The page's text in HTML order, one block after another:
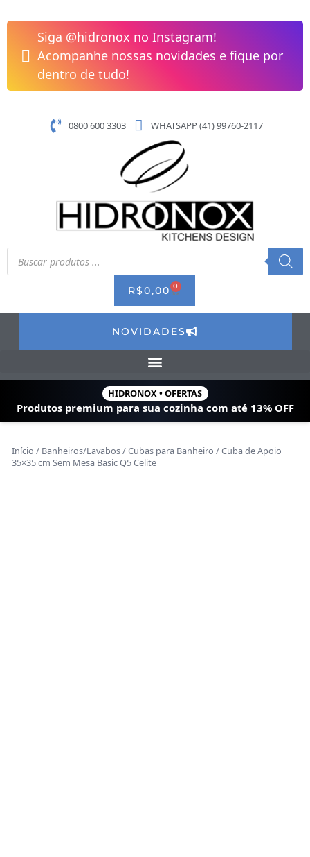
para
conteúdo
Siga @hidronox no Instagram!
Acompanhe nossas novidades e fique por
dentro de tudo!
0800 600 3303 WHATSAPP (41) 99760-2117
Pesquisar
produtos
R$0,00 0 CART
NOVIDADES
HIDRONOX • OFERTAS
Produtos premium para sua cozinha com até 13% OFF
Início / Banheiros/Lavabos/Cubas para Banheiro / Cuba de Apoio
35×35 cm Sem Mesa Basic Q5 Celite
de
Apoio
35x35
cm
Sem
Basic